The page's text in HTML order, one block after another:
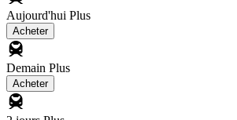
Aujourd'hui Plus
Acheter
Demain Plus
Acheter